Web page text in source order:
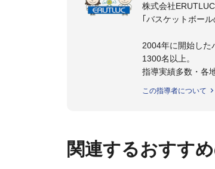
株式会社ERUTLUC
｢バスケットボー
2004年に開始した
1300名以上。
指導実績多数・各
2016年U13ナショ
この指導者について
関連するおすす